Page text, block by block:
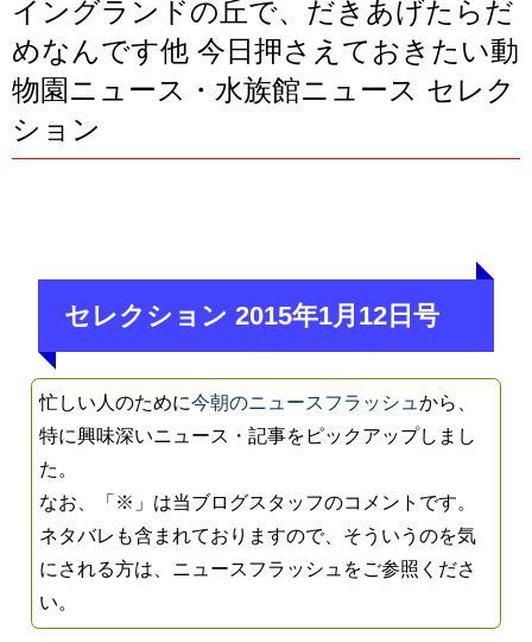
イングランドの丘で、だきあげたらだ
めなんです他 今日押さえておきたい動
物園ニュース・水族館ニュース セレク
ション
セレクション 2015年1月12日号
忙しい人のために今朝のニュースフラッシュから、
特に興味深いニュース・記事をピックアップしまし
た。
なお、「※」は当ブログスタッフのコメントです。
ネタバレも含まれておりますので、そういうのを気
にされる方は、ニュースフラッシュをご参照くださ
い。